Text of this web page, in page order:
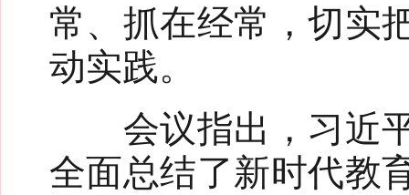
常、抓在经常，切实
动实践。
会议指出，习近平
全面总结了新时代教